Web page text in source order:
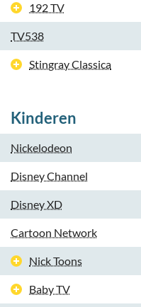
192 TV
TV538
Stingray Classica
Kinderen
Nickelodeon
Disney Channel
Disney XD
Cartoon Network
Nick Toons
Baby TV